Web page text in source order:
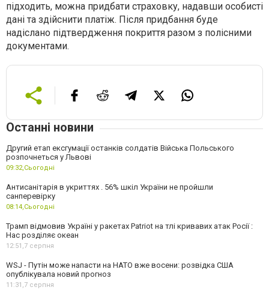
підходить, можна придбати страховку, надавши особисті
дані та здійснити платіж. Після придбання буде
надіслано підтвердження покриття разом з полісними
документами.
Останні новини
Другий етап ексгумації останків солдатів Війська Польського
розпочнеться у Львові
09:32,Сьогодні
Антисанітарія в укриттях . 56% шкіл України не пройшли
санперевірку
08:14,Сьогодні
Трамп відмовив Україні у ракетах Patriot на тлі кривавих атак Росії :
Нас розділяє океан
12:51,7 серпня
WSJ - Путін може напасти на НАТО вже восени: розвідка США
опублікувала новий прогноз
11:31,7 серпня